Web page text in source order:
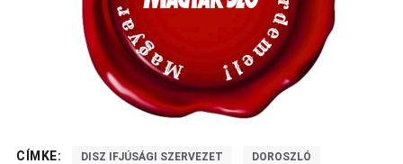
CÍMKE: DISZ IFJÚSÁGI SZERVEZET DOROSZLÓ